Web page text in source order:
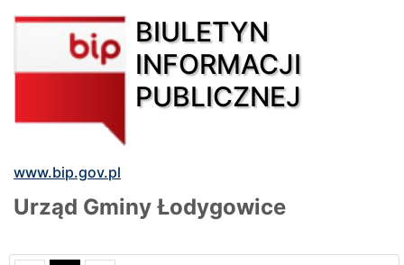
BIULETYN
INFORMACJI
PUBLICZNEJ
www.bip.gov.pl
Urząd Gminy Łodygowice